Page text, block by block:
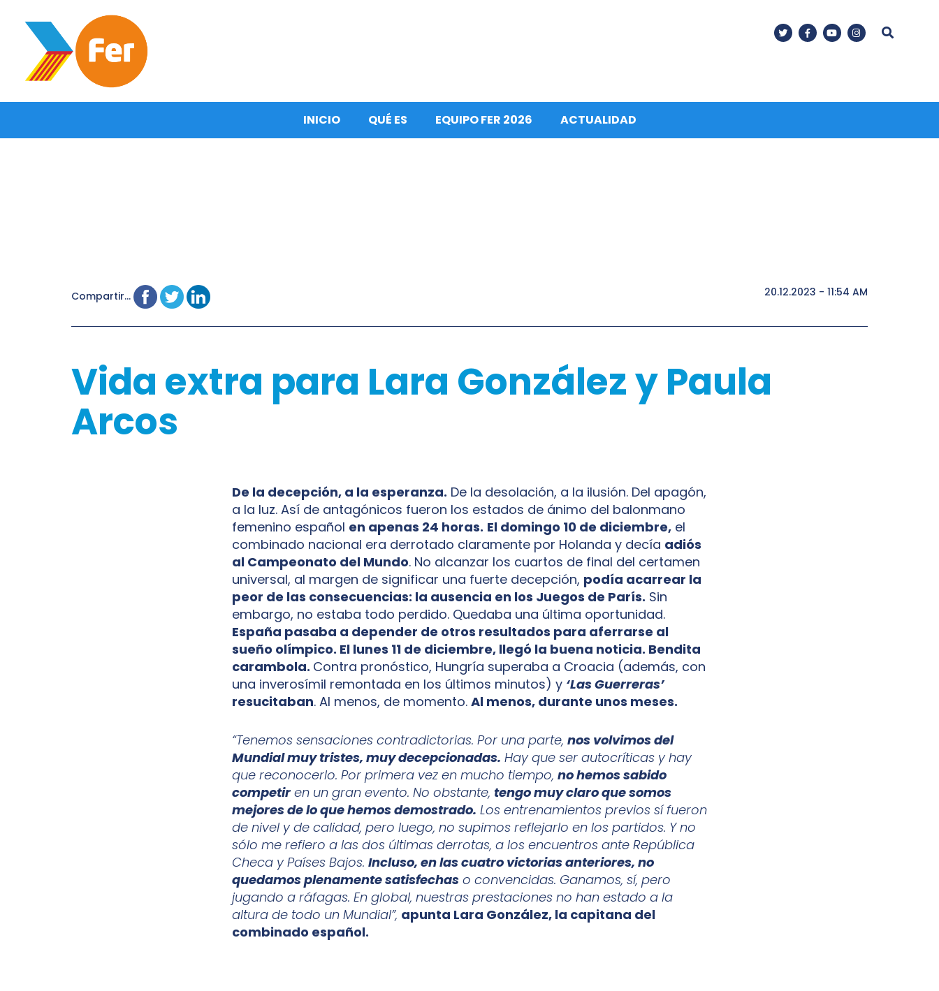
INICIO QUÉ ES EQUIPO FER 2026 ACTUALIDAD
Compartir... 20.12.2023 - 11:54 AM
Vida extra para Lara González y Paula
Arcos
De la decepción, a la esperanza. De la desolación, a la ilusión. Del apagón,
a la luz. Así de antagónicos fueron los estados de ánimo del balonmano
femenino español en apenas 24 horas. El domingo 10 de diciembre, el
combinado nacional era derrotado claramente por Holanda y decía adiós
al Campeonato del Mundo. No alcanzar los cuartos de final del certamen
universal, al margen de significar una fuerte decepción, podía acarrear la
peor de las consecuencias: la ausencia en los Juegos de París. Sin
embargo, no estaba todo perdido. Quedaba una última oportunidad.
España pasaba a depender de otros resultados para aferrarse al
sueño olímpico. El lunes 11 de diciembre, llegó la buena noticia. Bendita
carambola. Contra pronóstico, Hungría superaba a Croacia (además, con
una inverosímil remontada en los últimos minutos) y ‘Las Guerreras’
resucitaban. Al menos, de momento. Al menos, durante unos meses.
“Tenemos sensaciones contradictorias. Por una parte, nos volvimos del
Mundial muy tristes, muy decepcionadas. Hay que ser autocríticas y hay
que reconocerlo. Por primera vez en mucho tiempo, no hemos sabido
competir en un gran evento. No obstante, tengo muy claro que somos
mejores de lo que hemos demostrado. Los entrenamientos previos sí fueron
de nivel y de calidad, pero luego, no supimos reflejarlo en los partidos. Y no
sólo me refiero a las dos últimas derrotas, a los encuentros ante República
Checa y Países Bajos. Incluso, en las cuatro victorias anteriores, no
quedamos plenamente satisfechas o convencidas. Ganamos, sí, pero
jugando a ráfagas. En global, nuestras prestaciones no han estado a la
altura de todo un Mundial”, apunta Lara González, la capitana del
combinado español.